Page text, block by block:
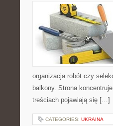
organizacja robót czy
balkony. Strona
treściach pojawiają się […]
CATEGORIES: UKRAINA